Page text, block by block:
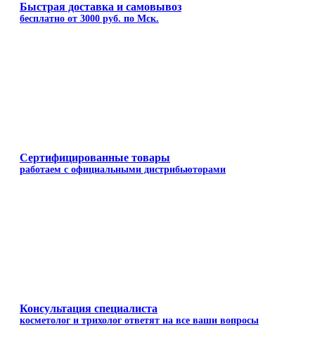
Быстрая доставка и самовывоз
бесплатно от 3000 руб. по Мск.
Сертифицированные товары
работаем с официальными дистрибьюторами
Консультация специалиста
косметолог и трихолог ответят на все ваши вопросы